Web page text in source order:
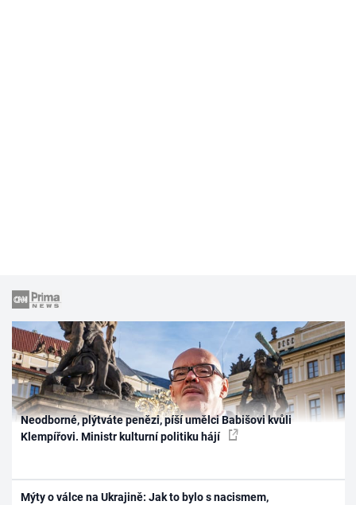
Neodborné, plýtváte penězi, píší umělci Babišovi kvůli
Klempířovi. Ministr kulturní politiku hájí
Mýty o válce na Ukrajině: Jak to bylo s nacismem,